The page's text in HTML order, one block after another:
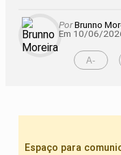
PorBrunno
Em 10/06/
A-
Espaço para